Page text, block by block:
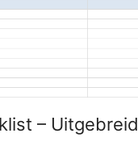
– Uitgebreid